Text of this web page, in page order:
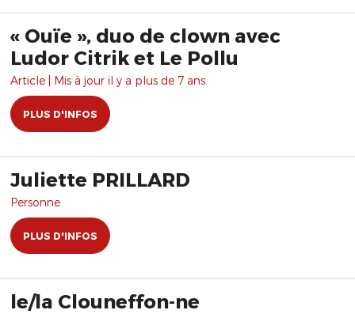
« Ouïe », duo de clown avec
Ludor Citrik et Le Pollu
Article | Mis à jour il y a plus de 7 ans.
PLUS D'INFOS
Juliette PRILLARD
Personne
PLUS D'INFOS
le/la Clouneffon-ne